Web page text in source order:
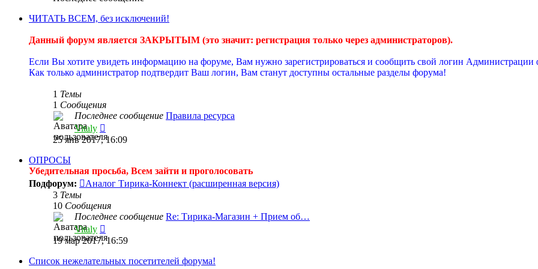
ЧИТАТЬ ВСЕМ, без исключений!
Данный форум является ЗАКРЫТЫМ (это значит: регистрация только через администраторов).
Если Вы хотите увидеть информацию на форуме, Вам нужно зарегистрироваться и сообщить свой логин Администрации
Как только администратор подтвердит Ваш логин, Вам станут доступны остальные разделы форума!
1 Темы
1 Сообщения
Последнее сообщение Правила ресурса
Vitaly
к
25 янв 2017, 16:09
ОПРОСЫ
Убедительная просьба, Всем зайти и проголосовать
Подфорум:
Аналог Тирика-Коннект (расширенная версия)
3 Темы
10 Сообщения
Последнее сообщение Re: Тирика-Магазин + Прием об…
Vitaly
к
сообщению
19 мар 2017, 16:59
Список нежелательных посетителей форума!